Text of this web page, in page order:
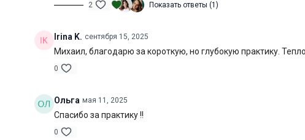
2 Показать ответы (1)
Irina K. сентября 15, 2025
Михаил, благодарю за короткую, но глубокую практику.
0
Ольга мая 11, 2025
Спасибо за практику !!
0